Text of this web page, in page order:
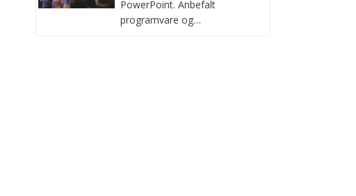
PowerPoint. Anbefalt
programvare og…